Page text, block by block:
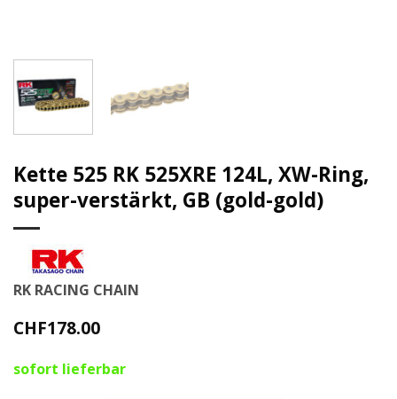
Kette 525 RK 525XRE 124L, XW-Ring,
super-verstärkt, GB (gold-gold)
RK RACING CHAIN
CHF178.00
sofort lieferbar